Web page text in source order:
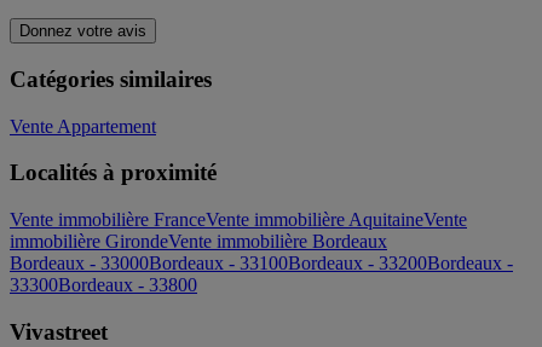
Donnez votre avis
Catégories similaires
Vente Appartement
Localités à proximité
Vente immobilière FranceVente immobilière AquitaineVente
immobilière GirondeVente immobilière Bordeaux
Bordeaux - 33000Bordeaux - 33100Bordeaux - 33200Bordeaux -
33300Bordeaux - 33800
Vivastreet